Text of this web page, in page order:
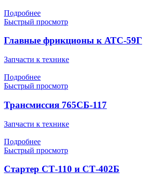
Подробнее
Быстрый просмотр
Главные фрикционы к АТС-59Г
Запчасти к технике
Подробнее
Быстрый просмотр
Трансмиссия 765СБ-117
Запчасти к технике
Подробнее
Быстрый просмотр
Стартер СТ-110 и СТ-402Б